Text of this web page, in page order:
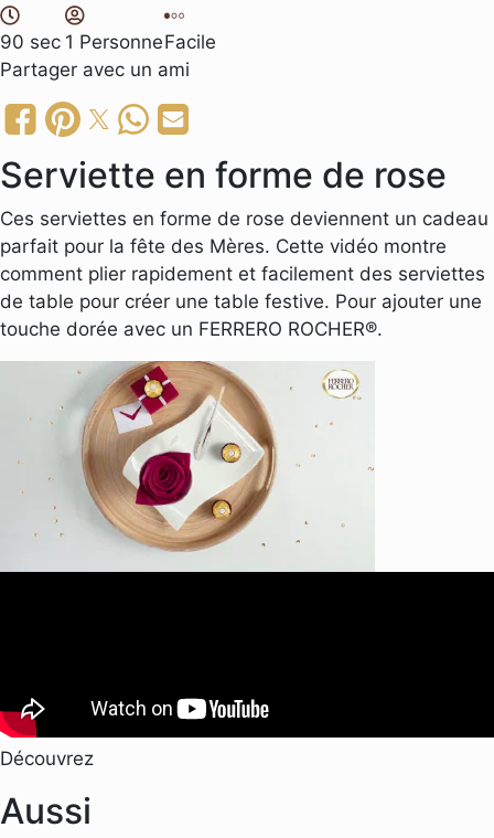
90 sec 1 PersonneFacile
Partager avec un ami
Serviette en forme de rose
Ces serviettes en forme de rose deviennent un cadeau
parfait pour la fête des Mères. Cette vidéo montre
comment plier rapidement et facilement des serviettes
de table pour créer une table festive. Pour ajouter une
touche dorée avec un FERRERO ROCHER®.
Découvrez
Aussi